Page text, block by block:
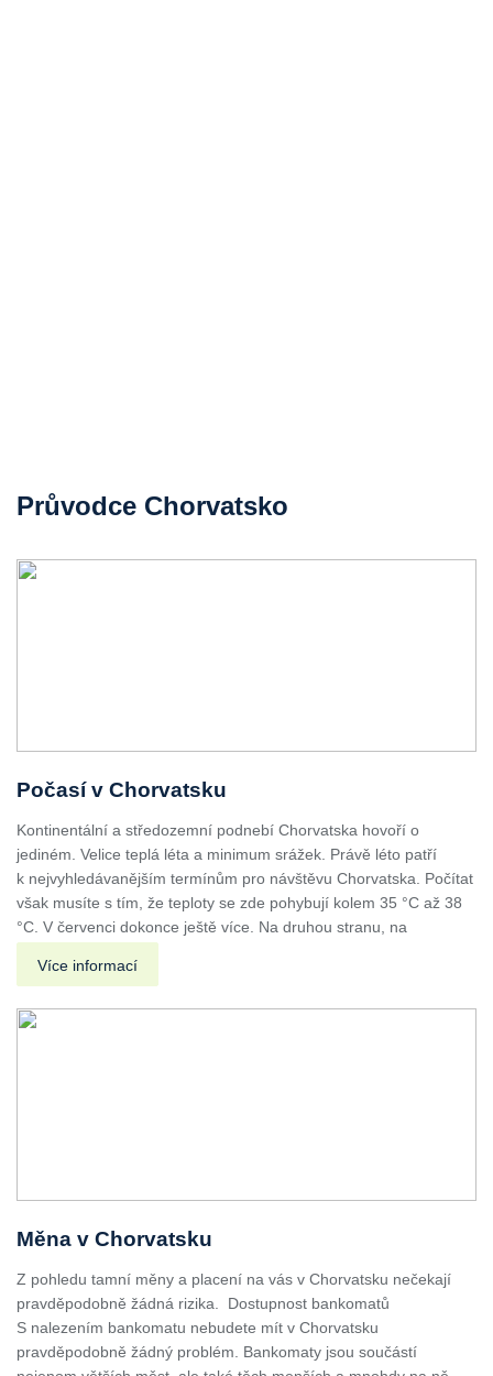
Průvodce Chorvatsko
Počasí v Chorvatsku
Kontinentální a středozemní podnebí Chorvatska hovoří o
jediném. Velice teplá léta a minimum srážek. Právě léto patří
k nejvyhledávanějším termínům pro návštěvu Chorvatska. Počítat
však musíte s tím, že teploty se zde pohybují kolem 35 °C až 38
°C. V červenci dokonce ještě více. Na druhou stranu, na
Více informací
Měna v Chorvatsku
Z pohledu tamní měny a placení na vás v Chorvatsku nečekají
pravděpodobně žádná rizika. Dostupnost bankomatů
S nalezením bankomatu nebudete mít v Chorvatsku
pravděpodobně žádný problém. Bankomaty jsou součástí